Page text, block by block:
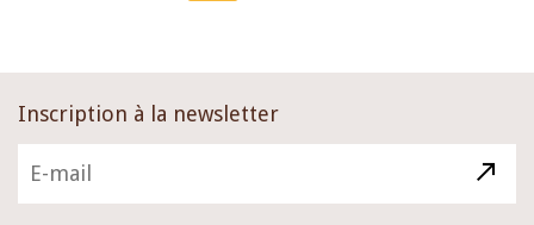
page
Inscription à la newsletter